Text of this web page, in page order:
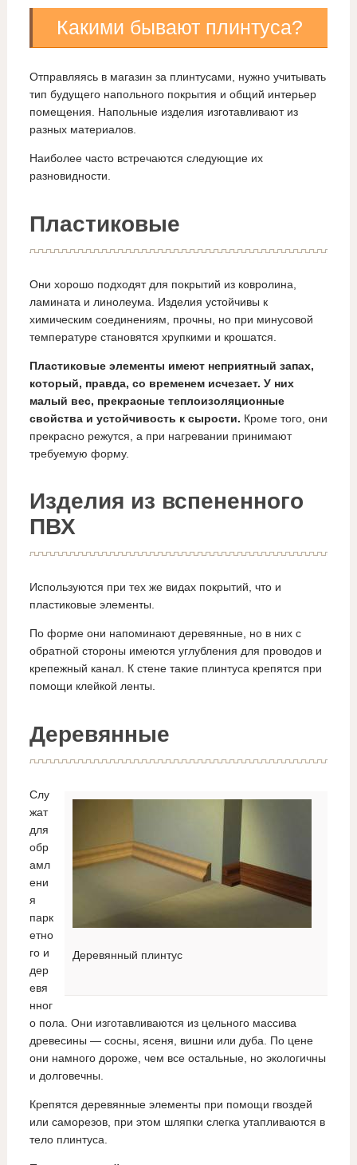
Какими бывают плинтуса?
Отправляясь в магазин за плинтусами, нужно учитывать
тип будущего напольного покрытия и общий интерьер
помещения. Напольные изделия изготавливают из
разных материалов.
Наиболее часто встречаются следующие их
разновидности.
Пластиковые
Они хорошо подходят для покрытий из ковролина,
ламината и линолеума. Изделия устойчивы к
химическим соединениям, прочны, но при минусовой
температуре становятся хрупкими и крошатся.
Пластиковые элементы имеют неприятный запах,
который, правда, со временем исчезает. У них
малый вес, прекрасные теплоизоляционные
свойства и устойчивость к сырости. Кроме того, они
прекрасно режутся, а при нагревании принимают
требуемую форму.
Изделия из вспененного
ПВХ
Используются при тех же видах покрытий, что и
пластиковые элементы.
По форме они напоминают деревянные, но в них с
обратной стороны имеются углубления для проводов и
крепежный канал. К стене такие плинтуса крепятся при
помощи клейкой ленты.
Деревянные
Деревянный плинтус
Слу
жат
для
обр
амл
ени
я
парк
етно
го и
дер
евя
нног
о пола. Они изготавливаются из цельного массива
древесины — сосны, ясеня, вишни или дуба. По цене
они намного дороже, чем все остальные, но экологичны
и долговечны.
Крепятся деревянные элементы при помощи гвоздей
или саморезов, при этом шляпки слегка утапливаются в
тело плинтуса.